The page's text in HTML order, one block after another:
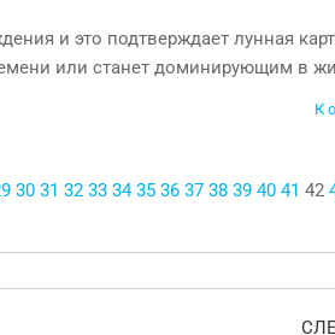
и это подтверждает лунная
или станет доминирующим в
К
30 31 32 33 34 35 36 37 38 39 40 41 42